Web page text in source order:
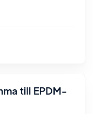
till EPDM-